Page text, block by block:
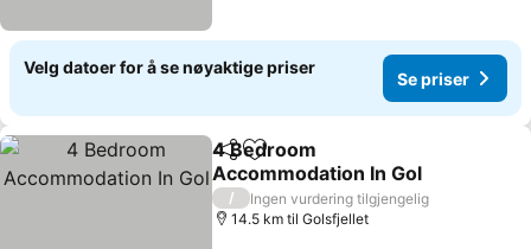
Velg datoer for å se nøyaktige priser
Se priser
Del Legg til i favoritter
4 Bedroom
Accommodation In Gol
Se priser
/
Ingen vurdering tilgjengelig
14.5 km til Golsfjellet